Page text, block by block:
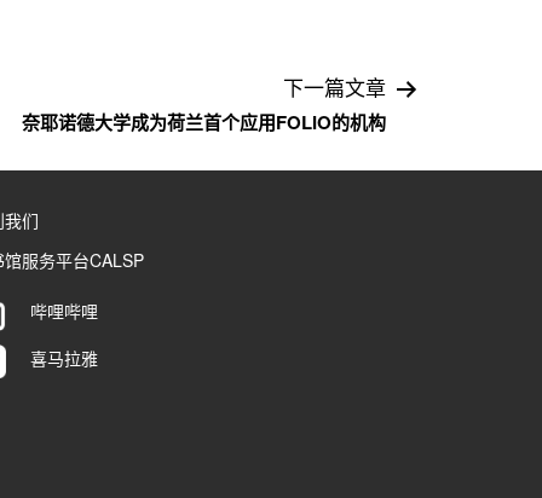
下一篇文章
奈耶诺德大学成为荷兰首个应用FOLIO的机构
们
馆服务平台CALSP
哔哩哔哩
喜马拉雅